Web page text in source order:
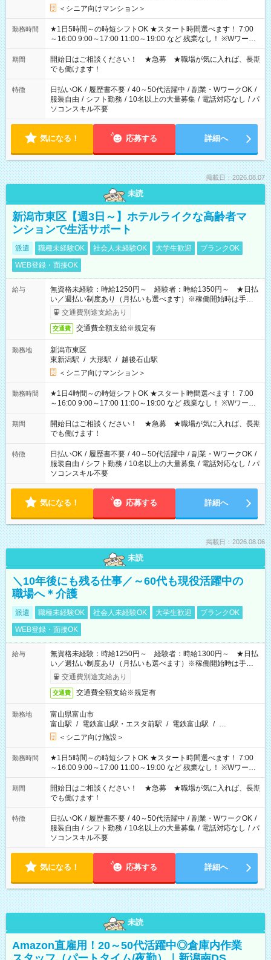
＜シニア向けマンション＞
勤務時間
★1日5時間～の時短シフトOK ★スタート時間選べます！ 7:00
～16:00 9:00～17:00 11:00～19:00 など 残業なし！ ※Wワーク
の場合、他のお仕事と合わせ週40時間超の就業はご案内できま
せん ※法令に基づき、週20時間以上勤務は社会保険への加入対
象となります ※労働者派遣法（日雇い派遣の原則禁止）によ
り、短時間・短期間の就業はご案内が難しい場合があります
期間
開始日はご相談ください！ ★急募 ★職場が気に入れば、長期
でも働けます！
特徴 日払いOK / 履歴書不要 / 40～50代活躍中 / 副業・WワークOK /
服装自由 / シフト勤務 / 10名以上の大量募集 / 電話対応なし / パ
ソコンスキル不要
気になる！ 応募する 詳細へ
掲載日：2026.08.07
未読
新潟市東区【週3日～】ホテルライクな高齢者マ
ンションで生活サポート
派遣 職種未経験OK 社会人未経験OK 大学生歓迎
ブランクOK
WEB登録・面接OK
給与
無資格未経験：時給1250円～ 経験者：時給1350円～ ★日払
い／週払い制度あり（月払いも選べます）※稼働開始時は手続き
完了次第のお支払いとなります。
交通費別途支給あり
交通費 交通費全額支給※規定有
勤務地
新潟市東区
東新潟駅 / 大形駅 / 越後石山駅
＜シニア向けマンション＞
勤務時間
★1日4時間～の時短シフトOK ★スタート時間選べます！ 7:00
～16:00 9:00～17:00 11:00～19:00 など 残業なし！ ※Wワーク
の場合、他のお仕事と合わせ週40時間超の就業はご案内できま
せん ※法令に基づき、週20時間以上勤務は社会保険への加入対
象となります ※労働者派遣法（日雇い派遣の原則禁止）によ
り、短時間・短期間の就業はご案内が難しい場合があります
期間
開始日はご相談ください！ ★急募 ★職場が気に入れば、長期
でも働けます！
特徴 日払いOK / 履歴書不要 / 40～50代活躍中 / 副業・WワークOK /
服装自由 / シフト勤務 / 10名以上の大量募集 / 電話対応なし / パ
ソコンスキル不要
気になる！ 応募する 詳細へ
掲載日：2026.08.06
未読
＼10年後にも残る仕事／～60代も現役活躍中の
職場へ＊介護
派遣 職種未経験OK 社会人未経験OK 大学生歓迎
ブランクOK
WEB登録・面接OK
給与
無資格未経験：時給1250円～ 経験者：時給1300円～ ★日払
い／週払い制度あり（月払いも選べます）※稼働開始時は手続き
完了次第のお支払いとなります。
交通費別途支給あり
交通費 交通費全額支給※規定有
勤務地
富山県富山市
富山駅 / 電鉄富山駅・エスタ前駅 / 電鉄富山駅 / …
＜シニア向け施設＞
勤務時間
★1日5時間～の時短シフトOK ★スタート時間選べます！ 7:00
～16:00 9:00～17:00 11:00～19:00 など 残業なし！ ※Wワーク
の場合、他のお仕事と合わせ週40時間超の就業はご案内できま
せん ※法令に基づき、週20時間以上勤務は社会保険への加入対
象となります ※労働者派遣法（日雇い派遣の原則禁止）によ
り、短時間・短期間の就業はご案内が難しい場合があります
期間
開始日はご相談ください！ ★急募 ★職場が気に入れば、長期
でも働けます！
特徴 日払いOK / 履歴書不要 / 40～50代活躍中 / 副業・WワークOK /
服装自由 / シフト勤務 / 10名以上の大量募集 / 電話対応なし / パ
ソコンスキル不要
気になる！ 応募する 詳細へ
未読
Amazon直雇用！20～50代活躍中◎倉庫内作業